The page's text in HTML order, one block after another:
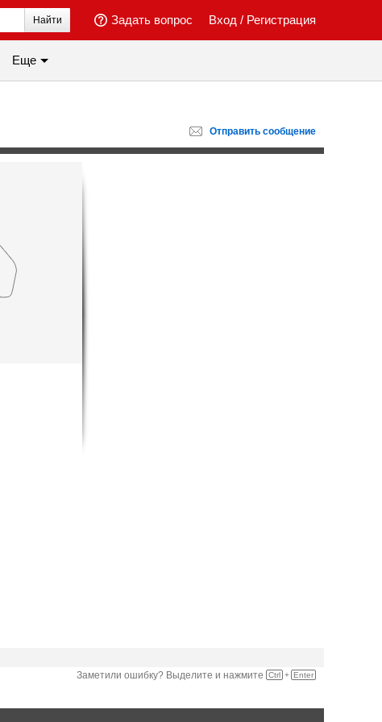
Вход / Регистрация
Задать вопрос
Найти
Еще
Отправить сообщение
Заметили ошибку? Выделите и нажмите Ctrl + Enter